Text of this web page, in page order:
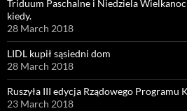
Triduum Paschalne i Niedziela
kiedy.
28 March 2018
LIDL kupił sąsiedni dom
28 March 2018
Ruszyła III edycja Rządowego Programu
23 March 2018